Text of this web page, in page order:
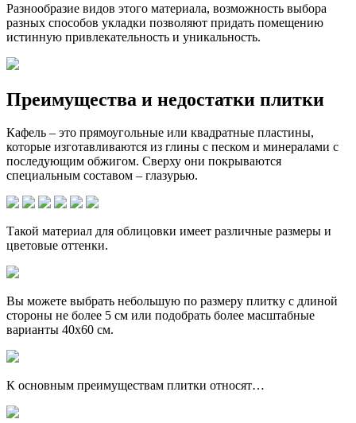
Разнообразие видов этого материала, возможность выбора
разных способов укладки позволяют придать помещению
истинную привлекательность и уникальность.
Преимущества и недостатки плитки
Кафель – это прямоугольные или квадратные пластины,
которые изготавливаются из глины с песком и минералами с
последующим обжигом. Сверху они покрываются
специальным составом – глазурью.
Такой материал для облицовки имеет различные размеры и
цветовые оттенки.
Вы можете выбрать небольшую по размеру плитку с длиной
стороны не более 5 см или подобрать более масштабные
варианты 40х60 см.
К основным преимуществам плитки относят…